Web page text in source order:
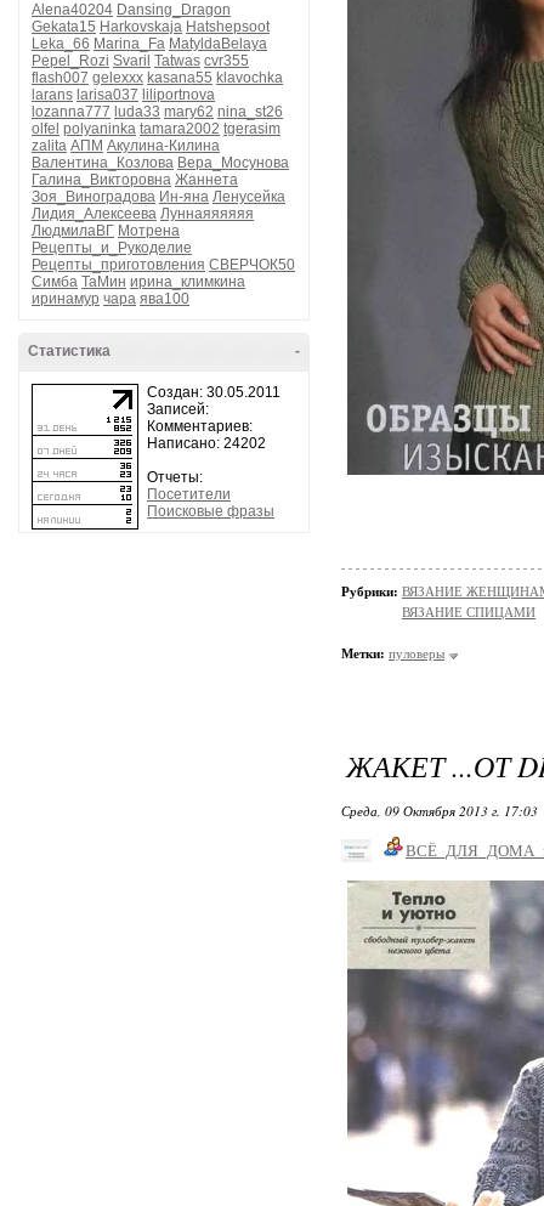
Alena40204 Dansing_Dragon
Gekata15 Harkovskaja Hatshepsoot
Leka_66 Marina_Fa MatyldaBelaya
Pepel_Rozi Svaril Tatwas cvr355
flash007 gelexxx kasana55 klavochka
larans larisa037 liliportnova
lozanna777 luda33 mary62 nina_st26
olfel polyaninka tamara2002 tgerasim
zalita АПМ Акулина-Килина
Валентина_Козлова Вера_Мосунова
Галина_Викторовна Жаннета
Зоя_Виноградова Ин-яна Ленусейка
Лидия_Алексеева Луннаяяяяяя
ЛюдмилаВГ Мотрена
Рецепты_и_Рукоделие
Рецепты_приготовления СВЕРЧОК50
Симба ТаМин ирина_климкина
иринамур чара ява100
-
Статистика
Создан: 30.05.2011
Записей:
Комментариев:
Написано: 24202
Отчеты:
Посетители
Поисковые фразы
Рубрики: ВЯЗАНИЕ ЖЕНЩИНАМ/
ВЯЗАНИЕ СПИЦАМИ
Метки: пуловеры
ЖАКЕТ ...ОТ
Среда, 09 Октября 2013 г. 17:03